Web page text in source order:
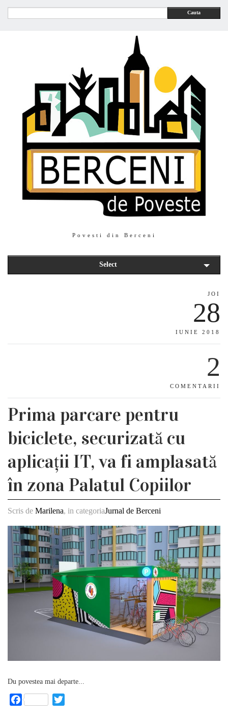
Cauta
Povesti din Berceni
Select
JOI
28
IUNIE 2018
2
COMENTARII
Prima parcare pentru
biciclete, securizată cu
aplicații IT, va fi amplasată
în zona Palatul Copiilor
Scris de Marilena, in categoriaJurnal de Berceni
Du povestea mai departe...
Facebook